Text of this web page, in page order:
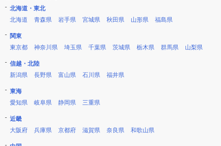
北海道・東北
北海道
青森県 岩手県 宮城県 秋田県 山形県 福島県
関東
東京都
神奈川県 埼玉県 千葉県 茨城県 栃木県 群馬県 山梨県
信越・北陸
新潟県
長野県 富山県 石川県 福井県
東海
愛知県
岐阜県 静岡県 三重県
近畿
大阪府
兵庫県 京都府 滋賀県 奈良県 和歌山県